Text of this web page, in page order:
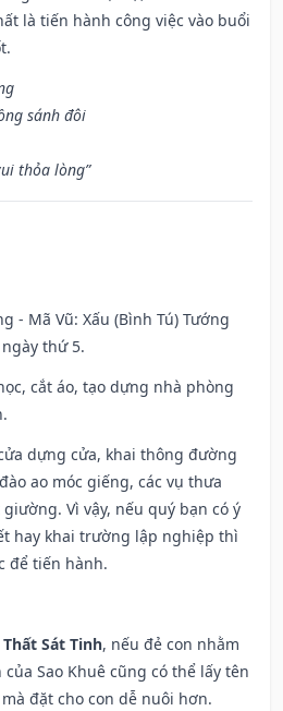
là tiến hành công việc vào buổi
sánh đôi
thỏa lòng”
- Mã Vũ: Xấu (Bình Tú) Tướng
thứ 5.
cắt áo, tạo dựng nhà phòng
dựng cửa, khai thông đường
ao móc giếng, các vụ thưa
Vì vậy, nếu quý bạn có ý
hay khai trường lập nghiệp thì
để tiến hành.
Thất Sát Tinh, nếu đẻ con nhằm
Sao Khuê cũng có thể lấy tên
đặt cho con dễ nuôi hơn.